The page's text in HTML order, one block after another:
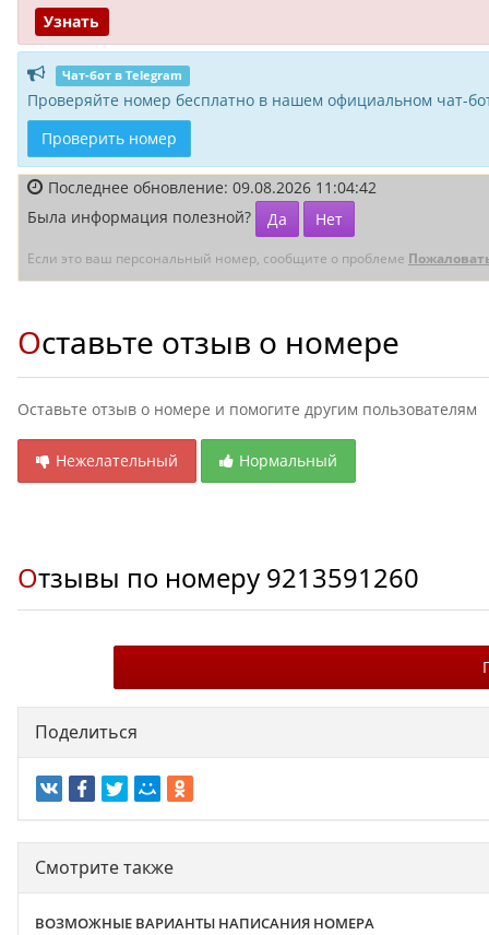
Узнать
Чат-бот в Telegram
Проверяйте номер бесплатно в нашем официальном чат-
Проверить номер
Последнее обновление: 09.08.2026 11:04:42
Была информация полезной?
Да Нет
Если это ваш персональный номер, сообщите о проблеме
Оставьте отзыв о номере
Оставьте отзыв о номере и помогите другим пользователям
Нежелательный Нормальный
Отзывы по номеру 9213591260
Поделиться
Смотрите также
ВОЗМОЖНЫЕ ВАРИАНТЫ НАПИСАНИЯ НОМЕРА